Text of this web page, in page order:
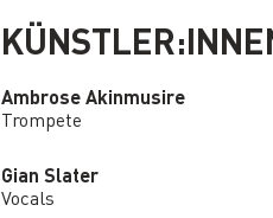
Ambrose Akinmusire
Trompete
Gian Slater
Vocals